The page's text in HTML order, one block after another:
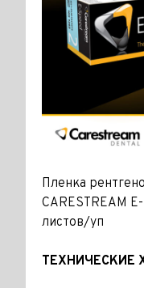
Пленка
CARESTREAM
листов/уп
ТЕХНИЧЕСКИЕ